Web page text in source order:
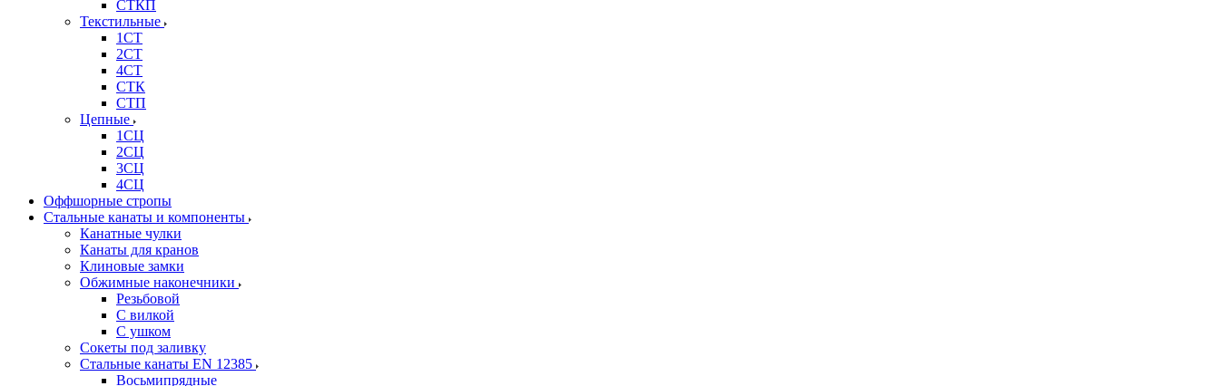
СТКП
Текстильные
1СТ
2СТ
4СТ
СТК
СТП
Цепные
1СЦ
2СЦ
3СЦ
4СЦ
Оффшорные стропы
Стальные канаты и компоненты
Канатные чулки
Канаты для кранов
Клиновые замки
Обжимные наконечники
Резьбовой
С вилкой
С ушком
Сокеты под заливку
Стальные канаты EN 12385
Восьмипрядные